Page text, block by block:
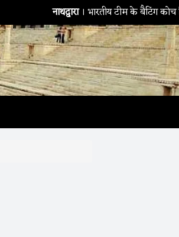
। भारतीय टीम के बैटिंग कोच